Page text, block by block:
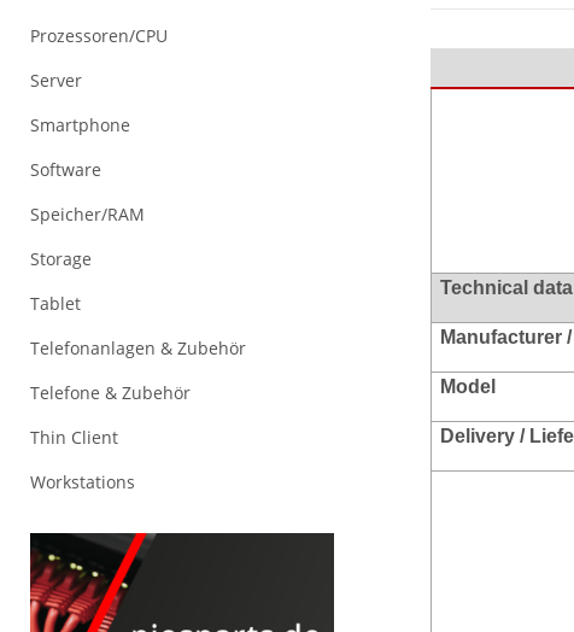
Technical
Manufacturer
Model
Delivery /
Prozessoren/CPU
Server
Smartphone
Software
Speicher/RAM
Storage
Tablet
Telefonanlagen & Zubehör
Telefone & Zubehör
Thin Client
Workstations